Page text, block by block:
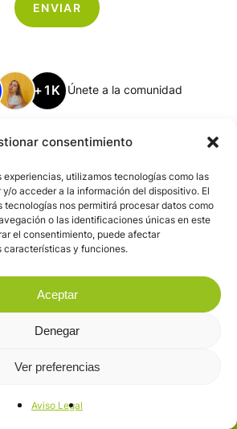
consentimiento
experiencias, utilizamos tecnologías como las
o acceder a la información del dispositivo. El
tecnologías nos permitirá procesar datos como
o las identificaciones únicas en este
el consentimiento, puede afectar
características y funciones.
Aceptar
Denegar
Ver preferencias
Aviso Legal
+1K Únete a la comunidad